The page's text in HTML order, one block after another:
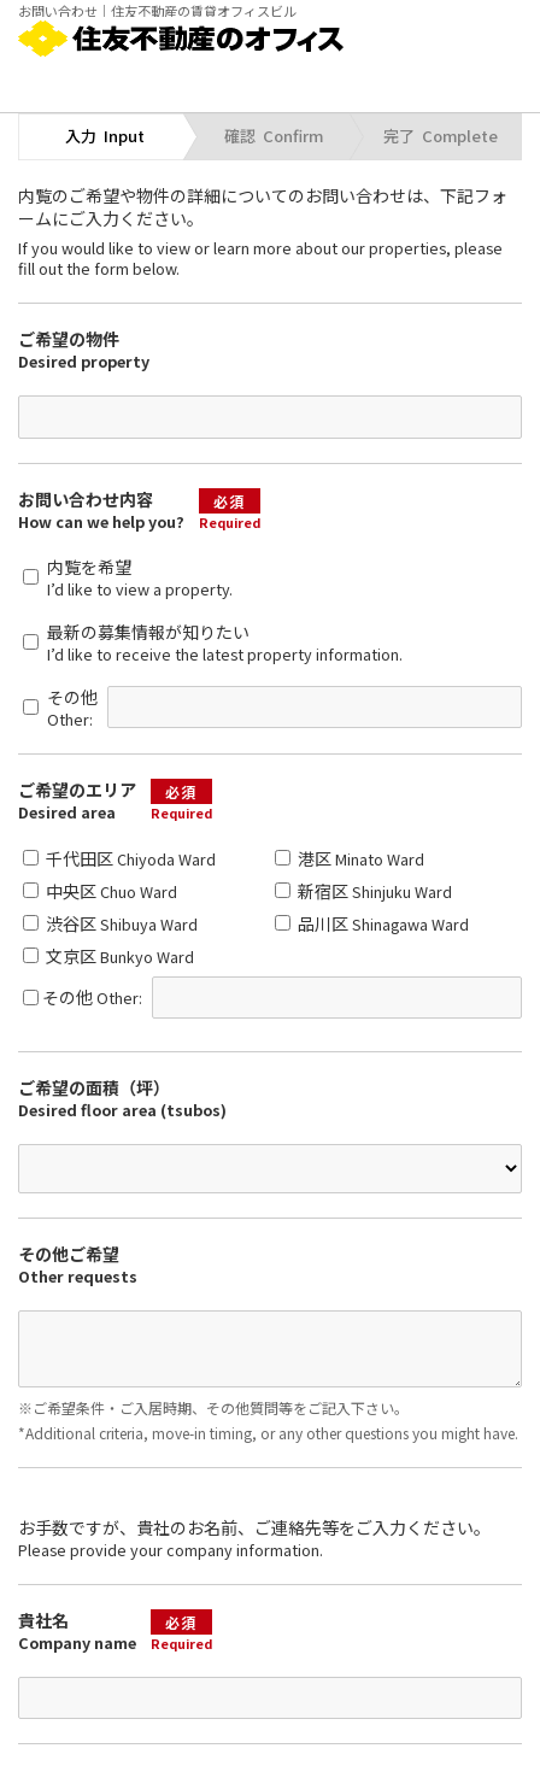
お問い合わせ｜住友不動産の賃貸オフィスビル
入力  Input 確認  Confirm 完了  Complete
内覧のご希望や物件の詳細についてのお問い合わせは、下記フォ
ームにご入力ください。
If you would like to view or learn more about our properties, please
fill out the form below.
ご希望の物件
Desired property
お問い合わせ内容
How can we help you?
必須
Required
内覧を希望
I’d like to view a property.
最新の募集情報が知りたい
I’d like to receive the latest property information.
その他
Other:
ご希望のエリア
Desired area
必須
Required
千代田区Chiyoda Ward 港区Minato Ward
中央区Chuo Ward 新宿区Shinjuku Ward
渋谷区Shibuya Ward 品川区Shinagawa Ward
文京区Bunkyo Ward
その他Other:
ご希望の面積（坪）
Desired floor area (tsubos)
その他ご希望
Other requests
※ご希望条件・ご入居時期、その他質問等をご記入下さい。
*Additional criteria, move-in timing, or any other questions you might have.
お手数ですが、貴社のお名前、ご連絡先等をご入力ください。
Please provide your company information.
貴社名
Company name
必須
Required